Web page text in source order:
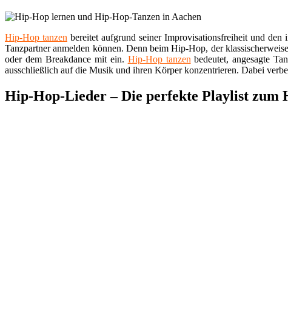
Hip-Hop tanzen bereitet aufgrund seiner Improvisationsfreiheit und
Tanzpartner anmelden können. Denn beim Hip-Hop, der
oder dem Breakdance mit ein. Hip-Hop tanzen bedeutet, angesagte
ausschließlich auf die Musik und ihren Körper konzentrieren. Dabei
Hip-Hop-Lieder – Die perfekte Playlist zum